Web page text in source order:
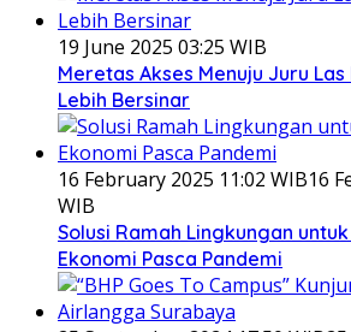
19 June 2025 03:25 WIB
Meretas Akses Menuju Juru
Lebih Bersinar
16 February 2025 11:02 WIB16
WIB
Solusi Ramah Lingkungan
Ekonomi Pasca Pandemi